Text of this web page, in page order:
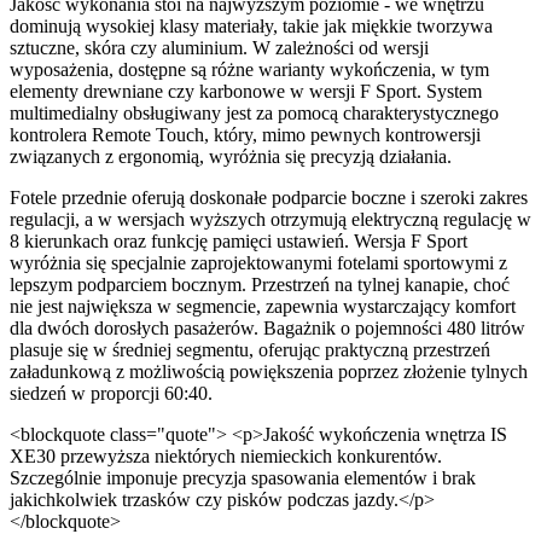
Jakość wykonania stoi na najwyższym poziomie - we wnętrzu
dominują wysokiej klasy materiały, takie jak miękkie tworzywa
sztuczne, skóra czy aluminium. W zależności od wersji
wyposażenia, dostępne są różne warianty wykończenia, w tym
elementy drewniane czy karbonowe w wersji F Sport. System
multimedialny obsługiwany jest za pomocą charakterystycznego
kontrolera Remote Touch, który, mimo pewnych kontrowersji
związanych z ergonomią, wyróżnia się precyzją działania.
Fotele przednie oferują doskonałe podparcie boczne i szeroki zakres
regulacji, a w wersjach wyższych otrzymują elektryczną regulację w
8 kierunkach oraz funkcję pamięci ustawień. Wersja F Sport
wyróżnia się specjalnie zaprojektowanymi fotelami sportowymi z
lepszym podparciem bocznym. Przestrzeń na tylnej kanapie, choć
nie jest największa w segmencie, zapewnia wystarczający komfort
dla dwóch dorosłych pasażerów. Bagażnik o pojemności 480 litrów
plasuje się w średniej segmentu, oferując praktyczną przestrzeń
załadunkową z możliwością powiększenia poprzez złożenie tylnych
siedzeń w proporcji 60:40.
<blockquote class="quote"> <p>Jakość wykończenia wnętrza IS
XE30 przewyższa niektórych niemieckich konkurentów.
Szczególnie imponuje precyzja spasowania elementów i brak
jakichkolwiek trzasków czy pisków podczas jazdy.</p>
</blockquote>